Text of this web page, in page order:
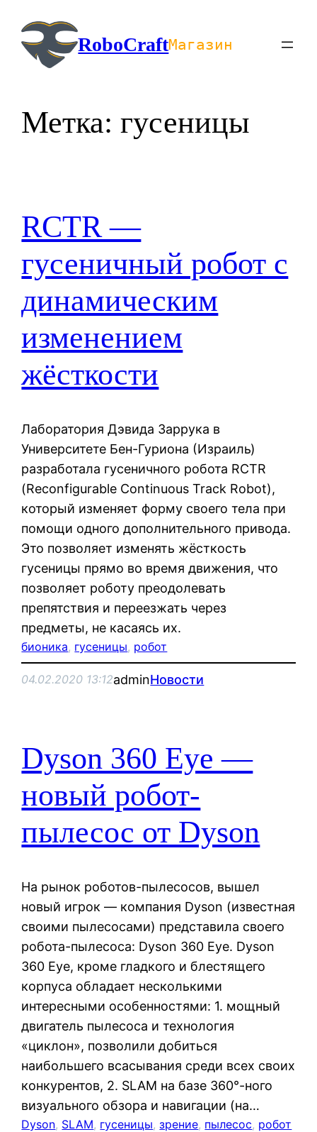
содержимомуRoboCraftМагазин
Метка:гусеницы
RCTR —
гусеничный робот с
динамическим
изменением
жёсткости
Лаборатория Дэвида Заррука в
Университете Бен-Гуриона (Израиль)
разработала гусеничного робота RCTR
(Reconfigurable Continuous Track Robot),
который изменяет форму своего тела при
помощи одного дополнительного привода.
Это позволяет изменять жёсткость
гусеницы прямо во время движения, что
позволяет роботу преодолевать
препятствия и переезжать через
предметы, не касаясь их.
бионика, гусеницы, робот
04.02.2020 13:12adminНовости
Dyson 360 Eye —
новый робот-
пылесос от Dyson
На рынок роботов-пылесосов, вышел
новый игрок — компания Dyson (известная
своими пылесосами) представила своего
робота-пылесоса: Dyson 360 Eye. Dyson
360 Eye, кроме гладкого и блестящего
корпуса обладает несколькими
интересными особенностями: 1. мощный
двигатель пылесоса и технология
«циклон», позволили добиться
наибольшего всасывания среди всех своих
конкурентов, 2. SLAM на базе 360°-ного
визуального обзора и навигации (на…
Dyson, SLAM, гусеницы, зрение, пылесос, робот